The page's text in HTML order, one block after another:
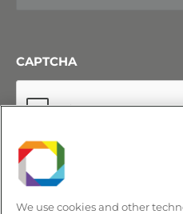
CAPTCHA
We use cookies and other